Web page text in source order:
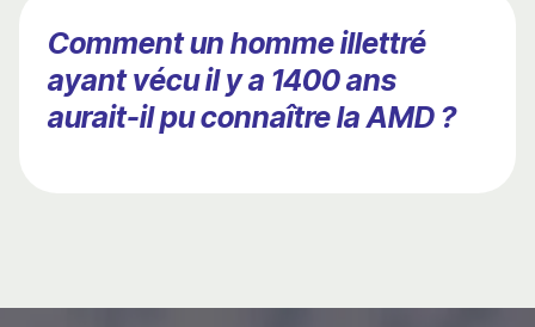
Comment un homme illettré
ayant vécu il y a 1400 ans
aurait-il pu connaître la AMD ?